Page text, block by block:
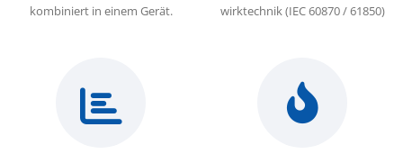
kombiniert in einem Gerät.
wirktechnik (IEC 60870 / 61850)